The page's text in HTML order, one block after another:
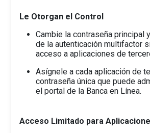
Le Otorgan el Control
Cambie la contraseña principal
de la autenticación multifactor
acceso a aplicaciones de
Asígnele a cada aplicación de
contraseña única que puede
el portal de la Banca en Línea.
Acceso Limitado para